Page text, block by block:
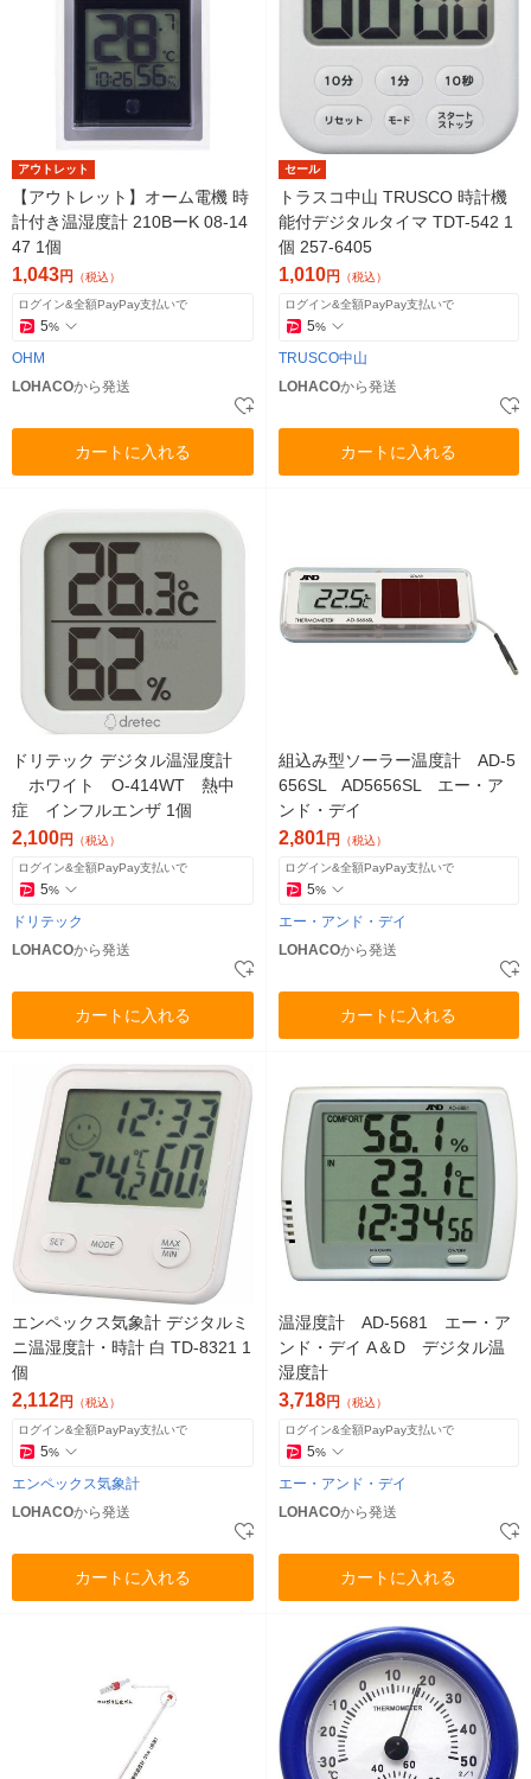
アウトレット
【アウトレット】オーム電機 時
計付き温湿度計 210BーK 08-14
47 1個
1,043円 （税込）
ログイン&全額PayPay支払いで
5%
OHM
LOHACOから発送
カートに入れる
セール
トラスコ中山 TRUSCO 時計機
能付デジタルタイマ TDT-542 1
個 257-6405
1,010円 （税込）
ログイン&全額PayPay支払いで
5%
TRUSCO中山
LOHACOから発送
カートに入れる
ドリテック デジタル温湿度計
ホワイト O-414WT 熱中
症 インフルエンザ 1個
2,100円 （税込）
ログイン&全額PayPay支払いで
5%
ドリテック
LOHACOから発送
カートに入れる
組込み型ソーラー温度計 AD-5
656SL AD5656SL エー・ア
ンド・デイ
2,801円 （税込）
ログイン&全額PayPay支払いで
5%
エー・アンド・デイ
LOHACOから発送
カートに入れる
エンペックス気象計 デジタルミ
ニ温湿度計・時計 白 TD-8321 1
個
2,112円 （税込）
ログイン&全額PayPay支払いで
5%
エンペックス気象計
LOHACOから発送
カートに入れる
温湿度計 AD-5681 エー・ア
ンド・デイ A＆D デジタル温
湿度計
3,718円 （税込）
ログイン&全額PayPay支払いで
5%
エー・アンド・デイ
LOHACOから発送
カートに入れる